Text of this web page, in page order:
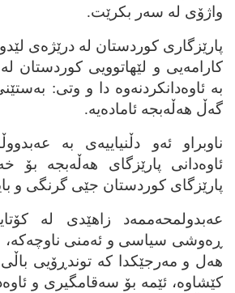
واژۆی له‌ سه‌ر بکرێت.
پارێزگاری کوردستان له‌ درێژه‌ی
کارامه‌یی و لێهاتوویی کوردستان
به‌ ئاوه‌دانکردنه‌وه‌ دا و وتی:
گه‌ڵ هه‌ڵه‌بجه‌ ئاماده‌یه‌.
ناوبراو ئه‌و دڵنیاییه‌ی به‌
ئاوه‌دانی پارێزگای هه‌ڵه‌بجه‌ بۆ
پارێزگای کوردستان جێی گرنگی و
عه‌بدولمحه‌ممه‌د زاهێدی له‌
ڕه‌وشی سیاسی و ئه‌منی ناوچه‌که‌،
هه‌ل و مه‌رجێکدا که‌ توندڕۆیی
کێشاوه‌، ئێمه‌ بۆ سه‌قامگیری و